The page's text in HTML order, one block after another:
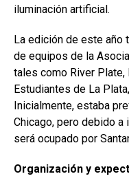
iluminación artificial.
La edición de este año
de equipos de la
tales como River Plate,
Estudiantes de La
Inicialmente, estaba
Chicago, pero debido
será ocupado por
Organización y